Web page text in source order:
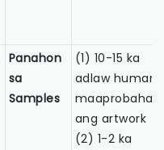
Panahon
sa
Samples
(1) 10-15 ka
adlaw human
maaprobahan
ang artwork
(2) 1-2 ka